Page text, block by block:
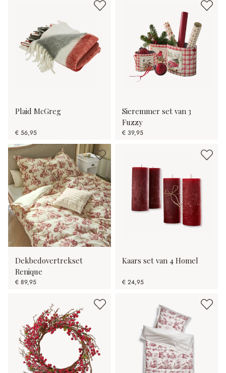
Plaid McGreg
€ 56,95
Sieremmer set van 3
Fuzzy
€ 39,95
Dekbedovertrekset
Renique
€ 89,95
Kaars set van 4 Homel
€ 24,95